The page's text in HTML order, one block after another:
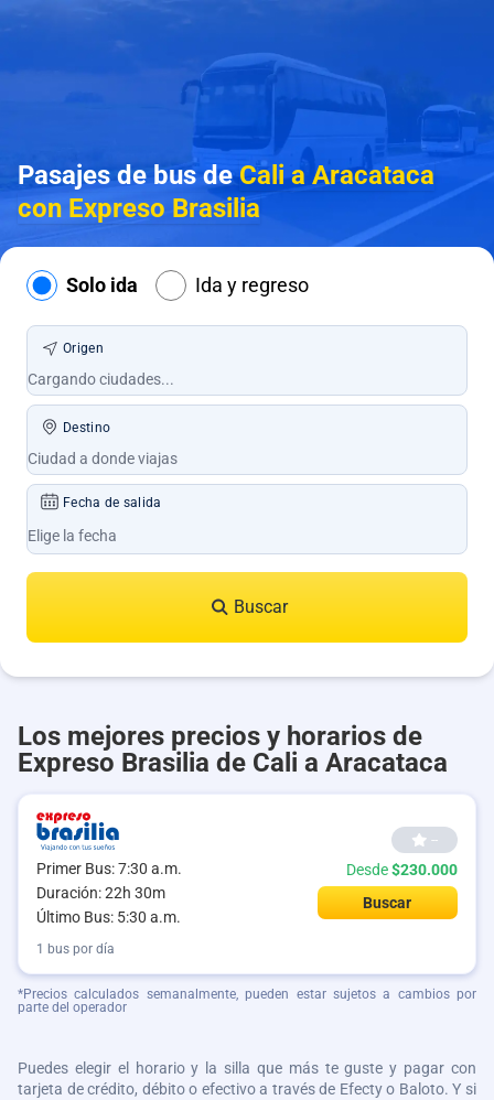
Pasajes de bus deCali a Aracataca
con Expreso Brasilia
Solo ida Ida y regreso
Origen
Destino
Fecha de salida
Buscar
Los mejores precios y horarios de
Expreso Brasilia de Cali a Aracataca
Primer Bus: 7:30 a.m.
Duración: 22h 30m
Último Bus: 5:30 a.m.
--
Desde$230.000
Buscar
1 bus por día
*Precios calculados semanalmente, pueden estar sujetos a cambios por
parte del operador
Puedes elegir el horario y la silla que más te guste y pagar con
tarjeta de crédito, débito o efectivo a través de Efecty o Baloto. Y si